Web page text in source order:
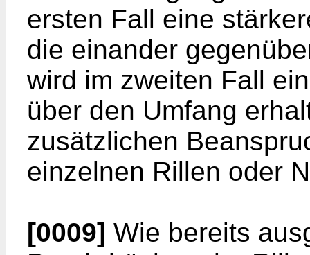
ersten Fall eine
die einander
wird im zweiten Fall
über den Umfang
zusätzlichen
einzelnen Rillen oder
[0009] Wie bereits